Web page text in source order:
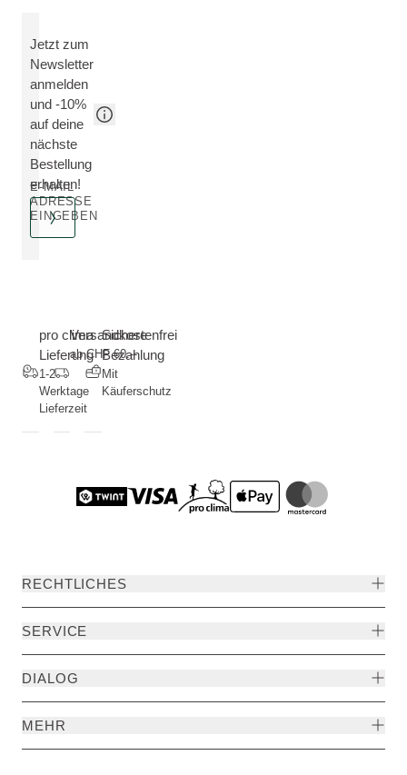
Jetzt zum
Newsletter
anmelden
und -10%
auf deine
nächste
Bestellung
erhalten!
E-MAIL
ADRESSE
EINGEBEN
pro clima
Lieferung
1-2
Werktage
Lieferzeit
Versandkostenfrei
ab CHF 60.--
Sichere
Bezahlung
Mit
Käuferschutz
RECHTLICHES
SERVICE
DIALOG
MEHR